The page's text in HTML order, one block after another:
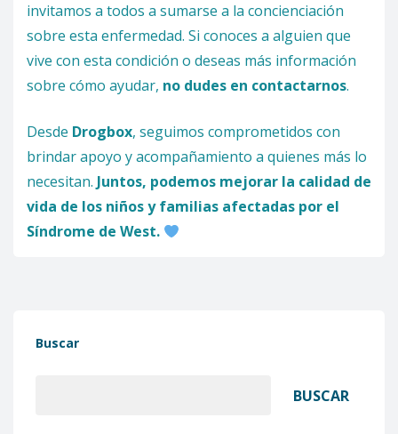
invitamos a todos a sumarse a la concienciación
sobre esta enfermedad. Si conoces a alguien que
vive con esta condición o deseas más información
sobre cómo ayudar, no dudes en contactarnos.
Desde Drogbox, seguimos comprometidos con
brindar apoyo y acompañamiento a quienes más lo
necesitan. Juntos, podemos mejorar la calidad de
vida de los niños y familias afectadas por el
Síndrome de West.
Buscar
BUSCAR